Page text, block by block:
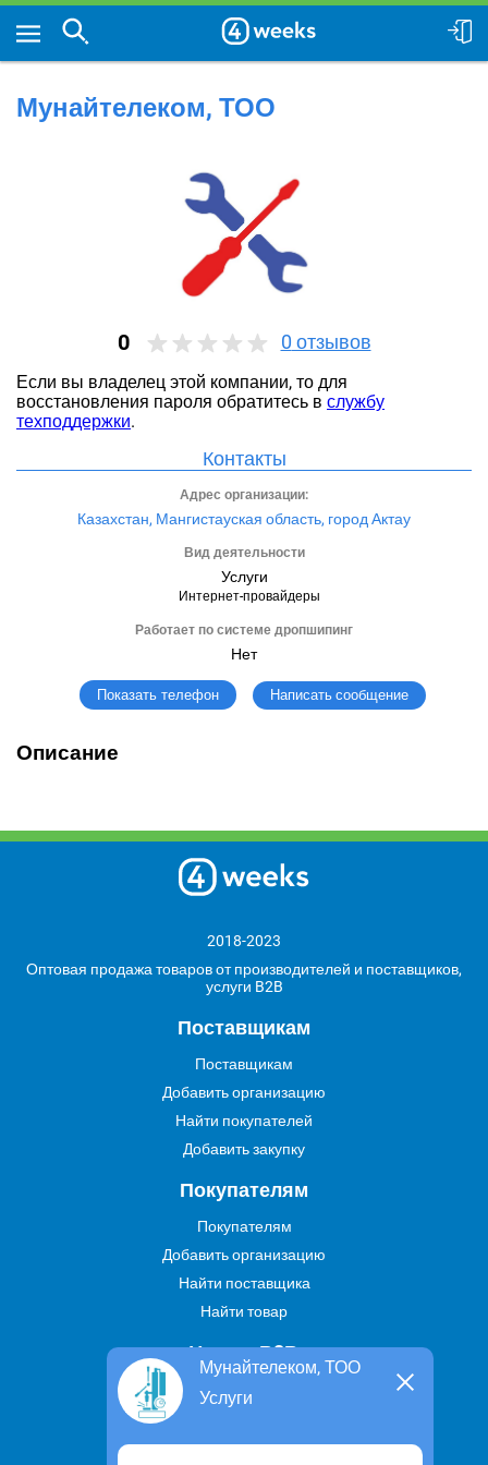
Мунайтелеком, ТОО
0 0 отзывов
Если вы владелец этой компании, то для
восстановления пароля обратитесь в службу
техподдержки.
Контакты
Адрес организации:
Казахстан, Мангистауская область, город Актау
Вид деятельности
Услуги
Интернет-провайдеры
Работает по системе дропшипинг
Нет
Показать телефон Написать сообщение
Описание
Мунайтелеком, ТОО
Услуги
2018-2023
Оптовая продажа товаров от производителей и поставщиков,
услуги B2B
Поставщикам
Поставщикам
Добавить организацию
Найти покупателей
Добавить закупку
Покупателям
Покупателям
Добавить организацию
Найти поставщика
Найти товар
Услуги В2В
Найти услугу
Предложить свою услугу
Дропшиппинг